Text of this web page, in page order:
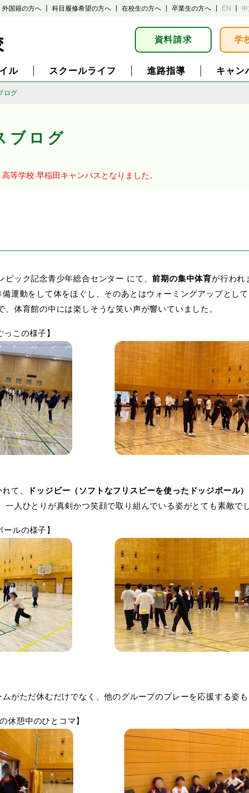
外国籍の方へ 科目履修希望の方へ 在校生の方へ 卒業生の方へ EN 中
資料請求 学
ル スクールライフ 進路指導 キャン
ログ
ブログ
等学校 早稲田キャンパスとなりました。
ピック記念青少年総合センター にて、前期の集中体育が行われ
運動をして体をほぐし、そのあとはウォーミングアップとし
、体育館の中には楽しそうな笑い声が響いていました。
っこの様子】
て、 ドッジビー（ソフトなフリスビーを使ったドッジボール
一人ひとりが真剣かつ笑顔で取り組んでいる姿がとても素敵で
ールの様子】
がただ休むだけでなく、他のグループのプレーを応援する姿
休憩中のひとコマ】